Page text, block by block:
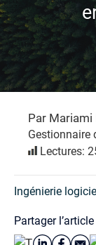
Par Mariami
Gestionnaire
Lectures:
Ingénierie
Partager l’article